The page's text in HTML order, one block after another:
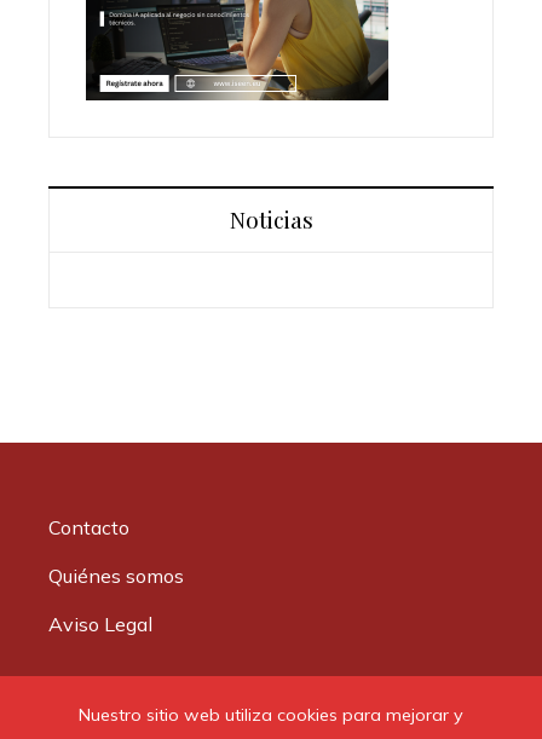
Nuestro sitio web utiliza cookies para mejorar y
Noticias
Contacto
Quiénes somos
Aviso Legal